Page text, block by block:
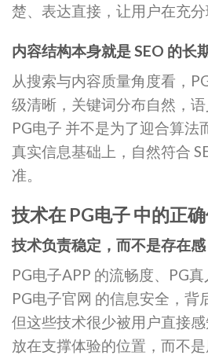
楚、表达直接，让用户在充分
内容结构本身就是 SEO 的长
从搜索与内容质量角度看，
级清晰，关键词分布自然，语
PG电子 并不是为了迎合算法
真实信息基础上，自然符合
准。
技术在 PG电子 中的正
技术负责稳定，而不是存在感
PG电子APP 的流畅度、PG真
PG电子官网 的信息安全，背
但这些技术很少被用户直接
放在支撑体验的位置，而不